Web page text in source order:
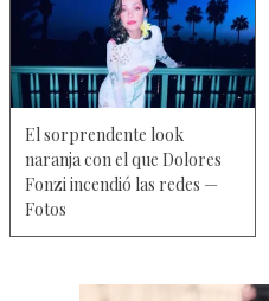
El sorprendente look
naranja con el que Dolores
Fonzi incendió las redes —
Fotos